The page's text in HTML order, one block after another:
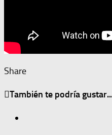
Share
También te podría